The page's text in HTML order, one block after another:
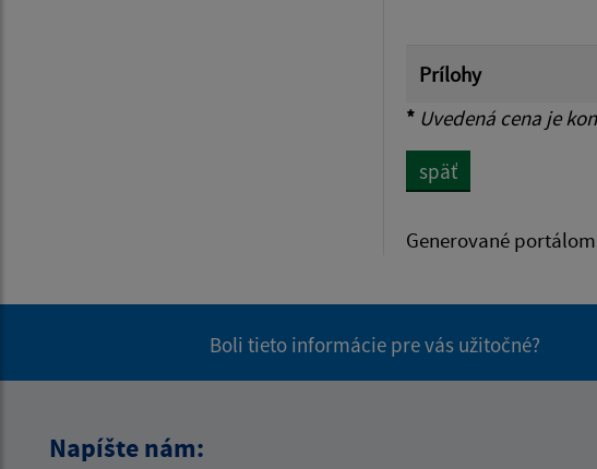
Prílohy
* Uvedená cena je
späť
Generované portálom
Boli tieto informácie pre vás užitočné?
Napíšte nám: